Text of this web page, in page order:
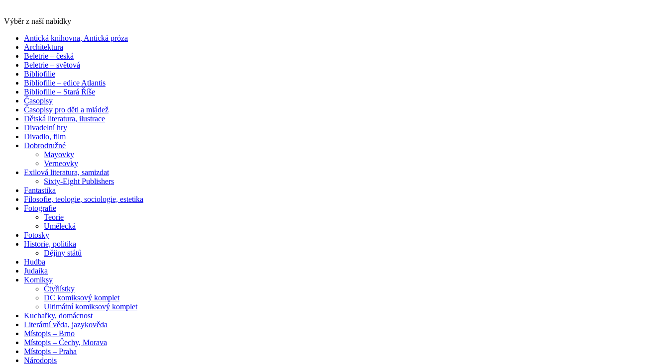
Výběr z naší nabídky
Antická knihovna, Antická próza
Architektura
Beletrie – česká
Beletrie – světová
Bibliofilie
Bibliofilie – edice Atlantis
Bibliofilie – Stará Říše
Časopisy
Časopisy pro děti a mládež
Dětská literatura, ilustrace
Divadelní hry
Divadlo, film
Dobrodružné
Mayovky
Verneovky
Exilová literatura, samizdat
Sixty-Eight Publishers
Fantastika
Filosofie, teologie, sociologie, estetika
Fotografie
Teorie
Umělecká
Fotosky
Historie, politika
Dějiny států
Hudba
Judaika
Komiksy
Čtyřlístky
DC komiksový komplet
Ultimátní komiksový komplet
Kuchařky, domácnost
Literární věda, jazykověda
Místopis – Brno
Místopis – Čechy, Morava
Místopis – Praha
Národopis